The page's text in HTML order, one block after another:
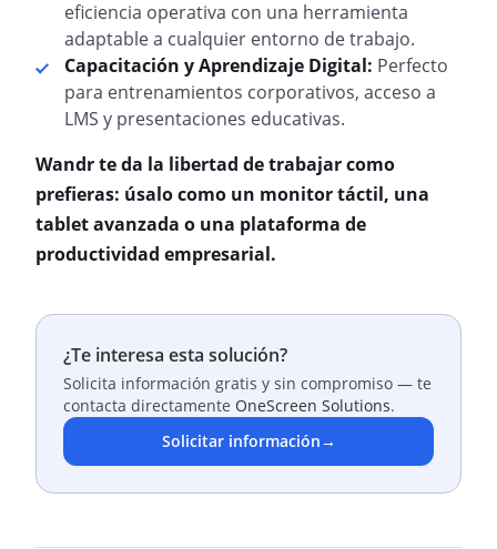
eficiencia operativa con una herramienta
adaptable a cualquier entorno de trabajo.
Capacitación y Aprendizaje Digital: Perfecto
para entrenamientos corporativos, acceso a
LMS y presentaciones educativas.
Wandr te da la libertad de trabajar como
prefieras: úsalo como un monitor táctil, una
tablet avanzada o una plataforma de
productividad empresarial.
¿Te interesa esta solución?
Solicita información gratis y sin compromiso — te
contacta directamente OneScreen Solutions.
Solicitar información→